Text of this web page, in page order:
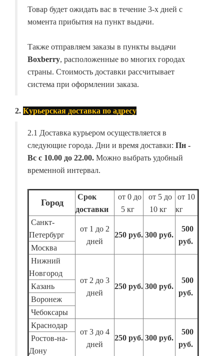
Товар будет ожидать вас в течение 3-х дней с
момента прибытия на пункт выдачи.
Также отправляем заказы в пункты выдачи
Boxberry, расположенные во многих городах
страны. Стоимость доставки рассчитывает
система при оформлении заказа.
2. Курьерская доставка по адресу
2.1 Доставка курьером осуществляется в
следующие города. Дни и время доставки: Пн -
Вс с 10.00 до 22.00. Можно выбрать удобный
временной интервал.
Город
Срок
доставки
от 0 до
5 кг
от 5 до
10 кг
от 10
кг
Санкт-
Петербург
от 1 до 2
дней
250 руб. 300 руб.
500
руб.
Москва
Нижний
Новгород
от 2 до 3
дней
250 руб. 300 руб.
500
руб.
Казань
Воронеж
Чебоксары
Краснодар
от 3 до 4
дней
250 руб. 300 руб.
500
руб.
Ростов-на-
Дону